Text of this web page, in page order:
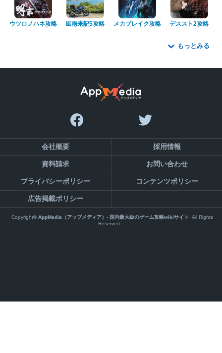
ウツロノハネ攻略 風雨来記5攻略 メカブレイク攻略 デススト2攻略
もっとみる
会社概要 採用情報
資料請求 お問い合わせ
プライバシーポリシー コンテンツポリシー
広告掲載ポリシー
Copyright©AppMedia（アップメディア）- 国内最大級のゲーム攻略wikiサイト
,All Rights
Reserved.